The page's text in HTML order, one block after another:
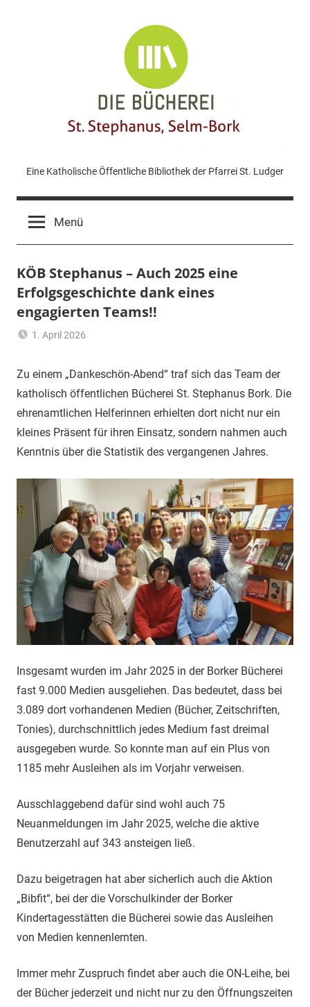
KÖB
St.
Stephanus
Bork
Eine Katholische Öffentliche Bibliothek der Pfarrei St. Ludger
Menü
KÖB Stephanus – Auch 2025 eine
Erfolgsgeschichte dank eines
engagierten Teams!!
1. April 2026
Zu einem „Dankeschön-Abend“ traf sich das Team der
katholisch öffentlichen Bücherei St. Stephanus Bork. Die
ehrenamtlichen Helferinnen erhielten dort nicht nur ein
kleines Präsent für ihren Einsatz, sondern nahmen auch
Kenntnis über die Statistik des vergangenen Jahres.
Insgesamt wurden im Jahr 2025 in der Borker Bücherei
fast 9.000 Medien ausgeliehen. Das bedeutet, dass bei
3.089 dort vorhandenen Medien (Bücher, Zeitschriften,
Tonies), durchschnittlich jedes Medium fast dreimal
ausgegeben wurde. So konnte man auf ein Plus von
1185 mehr Ausleihen als im Vorjahr verweisen.
Ausschlaggebend dafür sind wohl auch 75
Neuanmeldungen im Jahr 2025, welche die aktive
Benutzerzahl auf 343 ansteigen ließ.
Dazu beigetragen hat aber sicherlich auch die Aktion
„Bibfit“, bei der die Vorschulkinder der Borker
Kindertagesstätten die Bücherei sowie das Ausleihen
von Medien kennenlernten.
Immer mehr Zuspruch findet aber auch die ON-Leihe, bei
der Bücher jederzeit und nicht nur zu den Öffnungszeiten